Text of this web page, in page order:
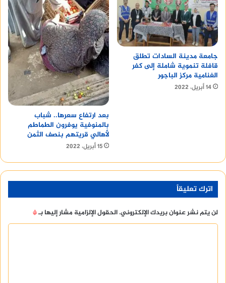
جامعة مدينة السادات تطلق
قافلة تنموية شاملة إلى كفر
الغنامية مركز الباجور
14 أبريل، 2022
بعد ارتفاع سعرها.. شباب
بالمنوفية يوفرون الطماطم
لأهالي قريتهم بنصف الثمن
15 أبريل، 2022
اترك تعليقاً
لن يتم نشر عنوان بريدك الإلكتروني.الحقول الإلزامية مشار إليها بـ*